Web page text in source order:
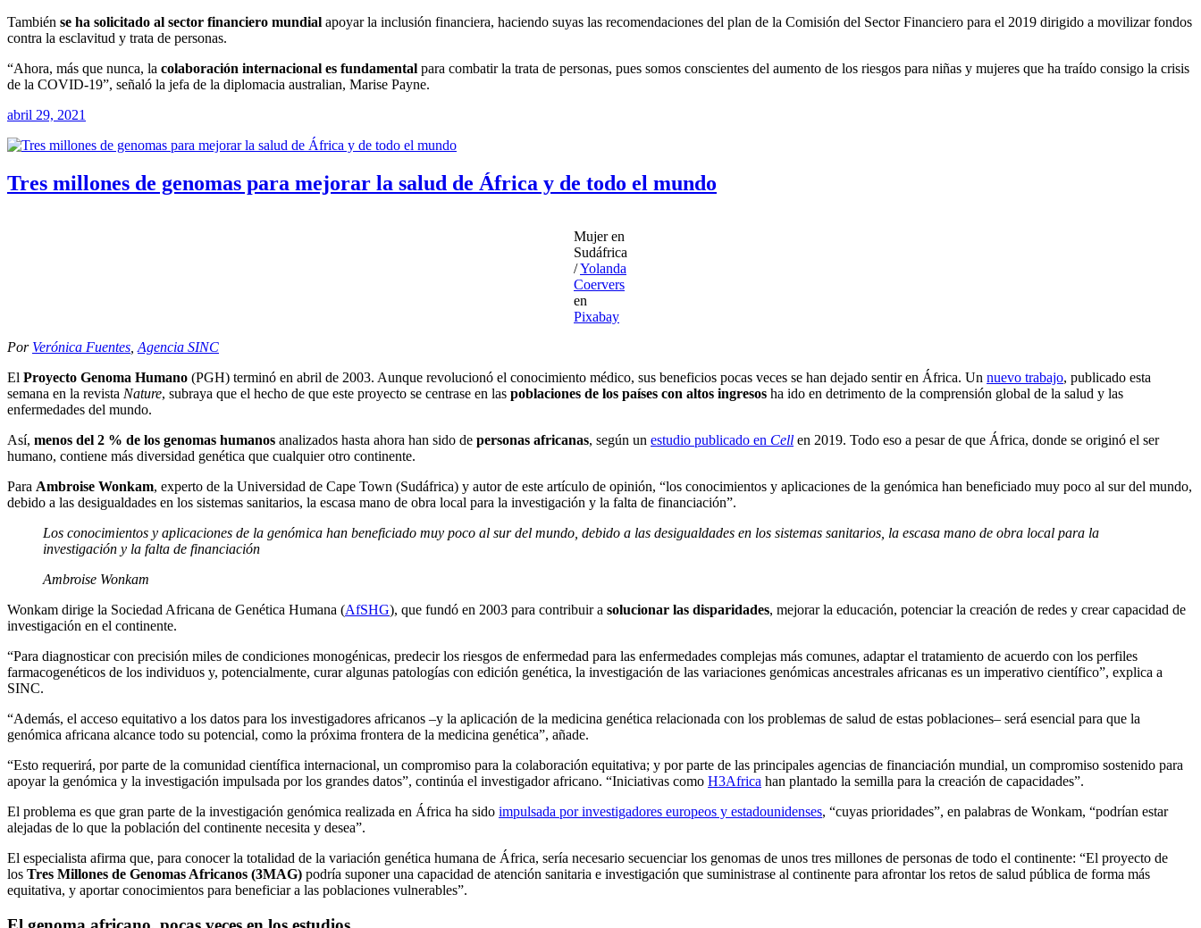
También se ha solicitado al sector financiero mundial apoyar la inclusión financiera, haciendo suyas las recomendaciones del plan de la Comisión del Sector Financiero para el 2019 dirigido a movilizar fondos
contra la esclavitud y trata de personas.
“Ahora, más que nunca, la colaboración internacional es fundamental para combatir la trata de personas, pues somos conscientes del aumento de los riesgos para niñas y mujeres que ha traído consigo la crisis
de la COVID-19”, señaló la jefa de la diplomacia australian, Marise Payne.
abril 29, 2021
Tres millones de genomas para mejorar la salud de África y de todo el mundo
Mujer en
Sudáfrica
/Yolanda
Coervers
en
Pixabay
Por Verónica Fuentes,Agencia SINC
El Proyecto Genoma Humano (PGH) terminó en abril de 2003. Aunque revolucionó el conocimiento médico, sus beneficios pocas veces se han dejado sentir en África. Un nuevo trabajo, publicado esta
semana en la revista Nature, subraya que el hecho de que este proyecto se centrase en las poblaciones de los países con altos ingresos ha ido en detrimento de la comprensión global de la salud y las
enfermedades del mundo.
Así, menos del 2 % de los genomas humanos analizados hasta ahora han sido de personas africanas, según un estudio publicado en Cell en 2019. Todo eso a pesar de que África, donde se originó el ser
humano, contiene más diversidad genética que cualquier otro continente.
Para Ambroise Wonkam, experto de la Universidad de Cape Town (Sudáfrica) y autor de este artículo de opinión, “los conocimientos y aplicaciones de la genómica han beneficiado muy poco al sur del mundo,
debido a las desigualdades en los sistemas sanitarios, la escasa mano de obra local para la investigación y la falta de financiación”.
Los conocimientos y aplicaciones de la genómica han beneficiado muy poco al sur del mundo, debido a las desigualdades en los sistemas sanitarios, la escasa mano de obra local para la
investigación y la falta de financiación
Ambroise Wonkam
Wonkam dirige la Sociedad Africana de Genética Humana (AfSHG), que fundó en 2003 para contribuir a solucionar las disparidades, mejorar la educación, potenciar la creación de redes y crear capacidad de
investigación en el continente.
“Para diagnosticar con precisión miles de condiciones monogénicas, predecir los riesgos de enfermedad para las enfermedades complejas más comunes, adaptar el tratamiento de acuerdo con los perfiles
farmacogenéticos de los individuos y, potencialmente, curar algunas patologías con edición genética, la investigación de las variaciones genómicas ancestrales africanas es un imperativo científico”, explica a
SINC.
“Además, el acceso equitativo a los datos para los investigadores africanos –y la aplicación de la medicina genética relacionada con los problemas de salud de estas poblaciones– será esencial para que la
genómica africana alcance todo su potencial, como la próxima frontera de la medicina genética”, añade.
“Esto requerirá, por parte de la comunidad científica internacional, un compromiso para la colaboración equitativa; y por parte de las principales agencias de financiación mundial, un compromiso sostenido para
apoyar la genómica y la investigación impulsada por los grandes datos”, continúa el investigador africano. “Iniciativas como H3Africa han plantado la semilla para la creación de capacidades”.
El problema es que gran parte de la investigación genómica realizada en África ha sido impulsada por investigadores europeos y estadounidenses, “cuyas prioridades”, en palabras de Wonkam, “podrían estar
alejadas de lo que la población del continente necesita y desea”.
El especialista afirma que, para conocer la totalidad de la variación genética humana de África, sería necesario secuenciar los genomas de unos tres millones de personas de todo el continente: “El proyecto de
los Tres Millones de Genomas Africanos (3MAG) podría suponer una capacidad de atención sanitaria e investigación que suministrase al continente para afrontar los retos de salud pública de forma más
equitativa, y aportar conocimientos para beneficiar a las poblaciones vulnerables”.